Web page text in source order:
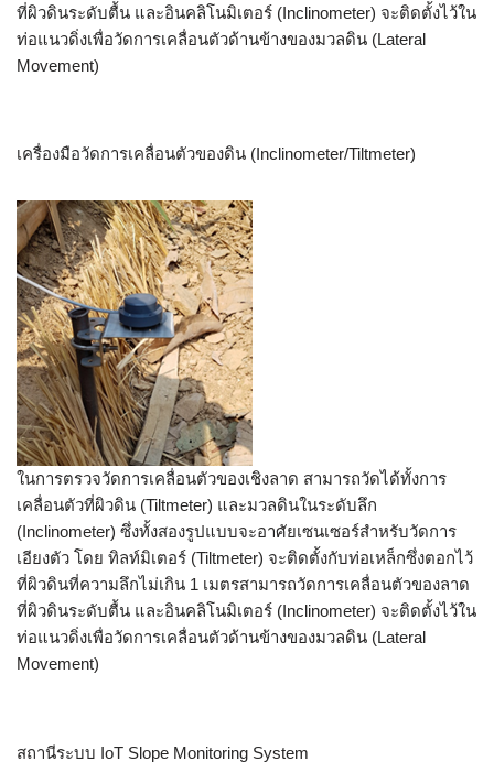
ที่ผิวดินระดับตื้น และอินคลิโนมิเตอร์ (Inclinometer) จะติดตั้งไว้ใน
ท่อแนวดิ่งเพื่อวัดการเคลื่อนตัวด้านข้างของมวลดิน (Lateral
Movement)
เครื่องมือวัดการเคลื่อนตัวของดิน (Inclinometer/Tiltmeter)
ในการตรวจวัดการเคลื่อนตัวของเชิงลาด สามารถวัดได้ทั้งการ
เคลื่อนตัวที่ผิวดิน (Tiltmeter) และมวลดินในระดับลึก
(Inclinometer) ซึ่งทั้งสองรูปแบบจะอาศัยเซนเซอร์สำหรับวัดการ
เอียงตัว โดย ทิลท์มิเตอร์ (Tiltmeter) จะติดตั้งกับท่อเหล็กซึ่งตอกไว้
ที่ผิวดินที่ความลึกไม่เกิน 1 เมตรสามารถวัดการเคลื่อนตัวของลาด
ที่ผิวดินระดับตื้น และอินคลิโนมิเตอร์ (Inclinometer) จะติดตั้งไว้ใน
ท่อแนวดิ่งเพื่อวัดการเคลื่อนตัวด้านข้างของมวลดิน (Lateral
Movement)
สถานีระบบ IoT Slope Monitoring System